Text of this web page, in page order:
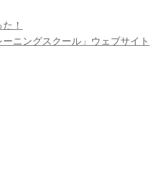
！
ーニングスクール」ウェブサイト